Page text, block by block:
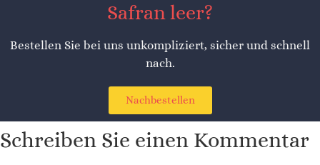
Safran leer?
Bestellen Sie bei uns unkompliziert, sicher und schnell
nach.
Nachbestellen
Schreiben Sie einen Kommentar